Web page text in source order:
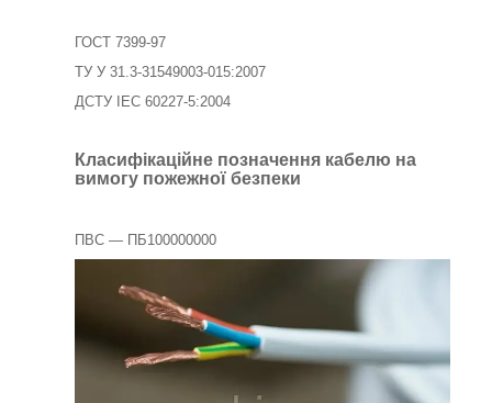
ГОСТ 7399-97
ТУ У 31.3-31549003-015:2007
ДСТУ IEС 60227-5:2004
Класифікаційне позначення кабелю на
вимогу пожежної безпеки
ПВС — ПБ100000000